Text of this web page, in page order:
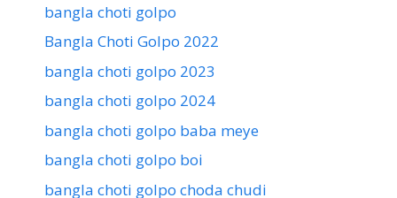
bangla choti golpo
Bangla Choti Golpo 2022
bangla choti golpo 2023
bangla choti golpo 2024
bangla choti golpo baba meye
bangla choti golpo boi
bangla choti golpo choda chudi